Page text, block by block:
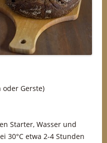
oder Gerste)
Starter, Wasser und
30°C etwa 2-4 Stunden